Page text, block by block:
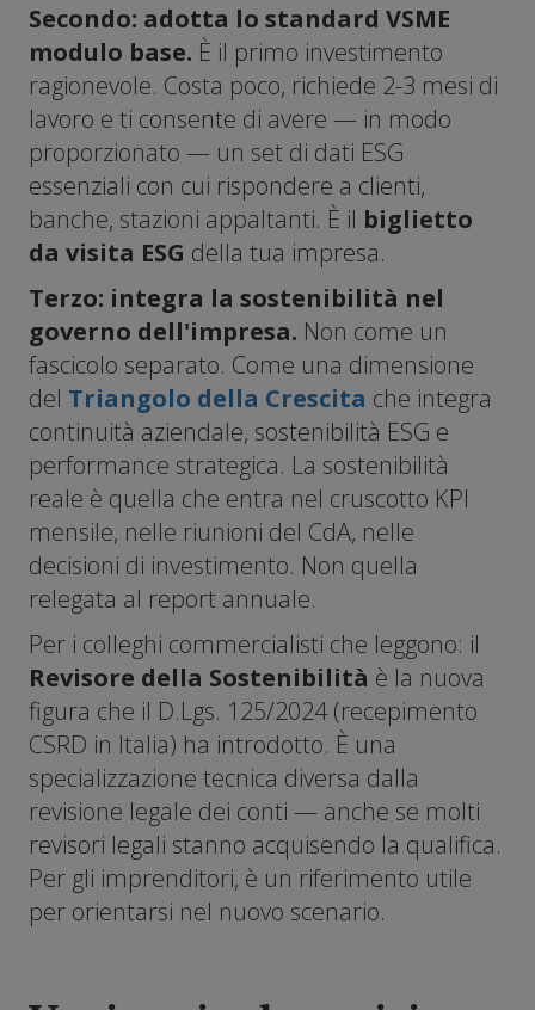
Secondo: adotta lo standard VSME
modulo base. È il primo investimento
ragionevole. Costa poco, richiede 2-3 mesi di
lavoro e ti consente di avere — in modo
proporzionato — un set di dati ESG
essenziali con cui rispondere a clienti,
banche, stazioni appaltanti. È il biglietto
da visita ESG della tua impresa.
Terzo: integra la sostenibilità nel
governo dell'impresa. Non come un
fascicolo separato. Come una dimensione
del Triangolo della Crescita che integra
continuità aziendale, sostenibilità ESG e
performance strategica. La sostenibilità
reale è quella che entra nel cruscotto KPI
mensile, nelle riunioni del CdA, nelle
decisioni di investimento. Non quella
relegata al report annuale.
Per i colleghi commercialisti che leggono: il
Revisore della Sostenibilità è la nuova
figura che il D.Lgs. 125/2024 (recepimento
CSRD in Italia) ha introdotto. È una
specializzazione tecnica diversa dalla
revisione legale dei conti — anche se molti
revisori legali stanno acquisendo la qualifica.
Per gli imprenditori, è un riferimento utile
per orientarsi nel nuovo scenario.